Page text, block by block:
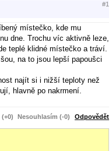
#1
místečko, kde mu
dne. Trochu víc aktivně leze,
teplé klidné místečko a tráví.
na to jsou lepší papoušci
najít si i nižší teploty než
hlavně po nakrmení.
Nesouhlasím (-0) Odpovědět